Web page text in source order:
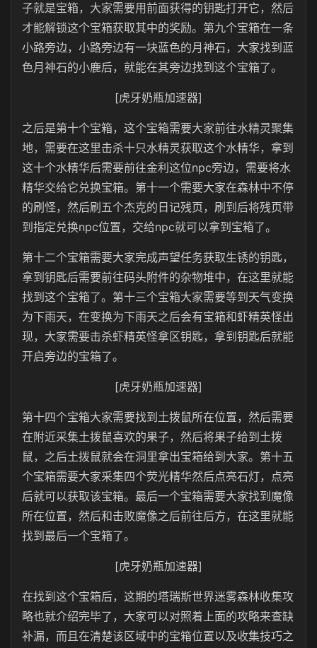
子就是宝箱，大家需要用前面获得的钥匙打开它，然后
才能解锁这个宝箱获取其中的奖励。第九个宝箱在一条
小路旁边，小路旁边有一块蓝色的月神石，大家找到蓝
色月神石的小鹿后，就能在其旁边找到这个宝箱了。
[虎牙奶瓶加速器]
之后是第十个宝箱，这个宝箱需要大家前往水精灵聚集
地，需要在这里击杀十只水精灵获取这个水精华，拿到
这十个水精华后需要前往金利这位npc旁边，需要将水
精华交给它兑换宝箱。第十一个需要大家在森林中不停
的刷怪，然后刷五个杰克的日记残页，刷到后将残页带
到指定兑换npc位置，交给npc就可以拿到宝箱了。
第十二个宝箱需要大家完成声望任务获取生锈的钥匙，
拿到钥匙后需要前往码头附件的杂物堆中，在这里就能
找到这个宝箱了。第十三个宝箱大家需要等到天气变换
为下雨天，在变换为下雨天之后会有宝箱和虾精英怪出
现，大家需要击杀虾精英怪拿区钥匙，拿到钥匙后就能
开启旁边的宝箱了。
[虎牙奶瓶加速器]
第十四个宝箱大家需要找到土拨鼠所在位置，然后需要
在附近采集土拨鼠喜欢的果子，然后将果子给到土拨
鼠，之后土拨鼠就会在洞里拿出宝箱给到大家。第十五
个宝箱需要大家采集四个荧光精华然后点亮石灯，点亮
后就可以获取该宝箱。最后一个宝箱需要大家找到魔像
所在位置，然后和击败魔像之后前往后方，在这里就能
找到最后一个宝箱了。
[虎牙奶瓶加速器]
在找到这个宝箱后，这期的塔瑞斯世界迷雾森林收集攻
略也就介绍完毕了，大家可以对照着上面的攻略来查缺
补漏，而且在清楚该区域中的宝箱位置以及收集技巧之